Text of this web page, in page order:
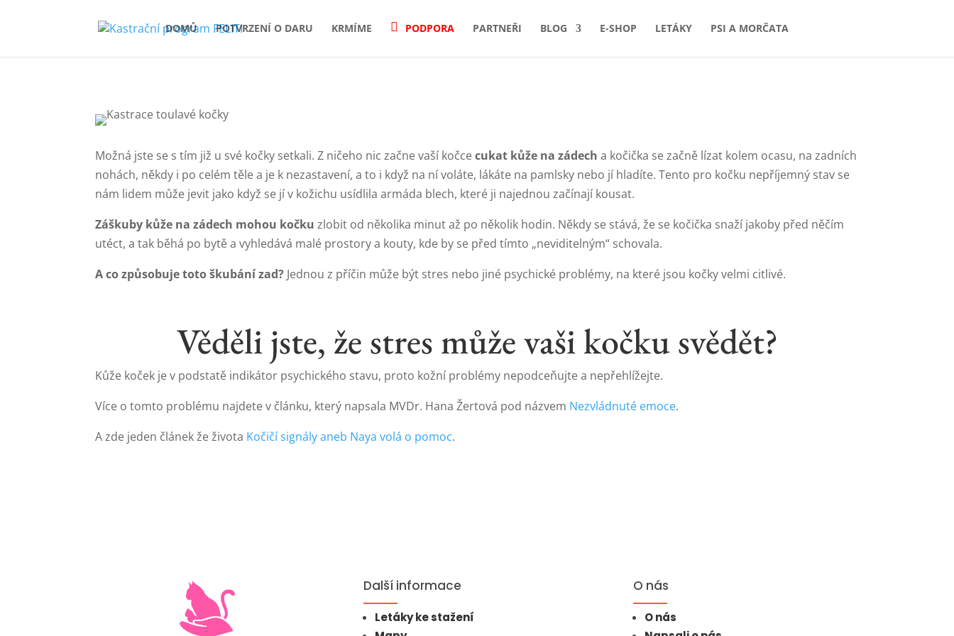
DOMŮ POTVRZENÍ O DARU KRMÍME PODPORA PARTNEŘI BLOG E-SHOP LETÁKY PSI A MORČATA
Možná jste se s tím již u své kočky setkali. Z ničeho nic začne vaší kočcecukat kůže na zádech a kočička se začně lízat kolem ocasu, na zadních
nohách, někdy i po celém těle a je k nezastavení, a to i když na ní voláte, lákáte na pamlsky nebo jí hladíte. Tento pro kočku nepříjemný stav se
nám lidem může jevit jako když se jí v kožichu usídlila armáda blech, které ji najednou začínají kousat.
Záškuby kůže na zádech mohou kočku zlobit od několika minut až po několik hodin. Někdy se stává, že se kočička snaží jakoby před něčím
utéct, a tak běhá po bytě a vyhledává malé prostory a kouty, kde by se před tímto „neviditelným“ schovala.
A co způsobuje toto škubání zad? Jednou z příčin může být stres nebo jiné psychické problémy, na které jsou kočky velmi citlivé.
Věděli jste, že stres může vaši kočku svědět?
Kůže koček je v podstatě indikátor psychického stavu, proto kožní problémy nepodceňujte a nepřehlížejte.
Více o tomto problému najdete v článku, který napsala MVDr. Hana Žertová pod názvem Nezvládnuté emoce.
A zde jeden článek že života Kočičí signály aneb Naya volá o pomoc.
Další informace
Letáky ke stažení
O nás
O nás